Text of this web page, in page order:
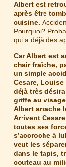
Albert est
après être
cuisine.
Pourquoi?
qui a déjà des
Car Albert est
chair fraîche,
un simple
Cesare, Louise
déjà très
griffe au
Albert arrache
Arrivent
toutes ses
s’accroche à
veut les
dans le tapis,
couteau au